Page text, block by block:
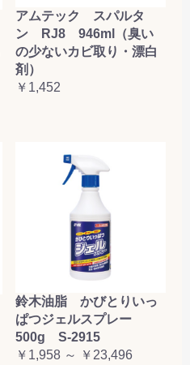
アムテック スパルタ
ン RJ8 946ml（臭い
の少ないカビ取り・漂白
剤）
￥1,452
鈴木油脂 かびとりいっ
ぱつジェルスプレー
500g S-2915
￥1,958 ～ ￥23,496